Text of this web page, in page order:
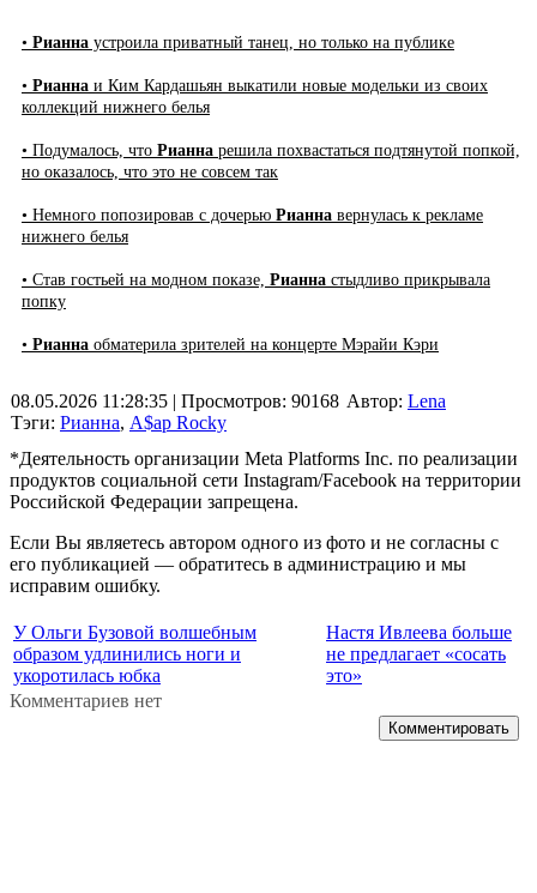
• Рианна устроила приватный танец, но только на публике
• Рианна и Ким Кардашьян выкатили новые модельки из своих
коллекций нижнего белья
• Подумалось, что Рианна решила похвастаться подтянутой попкой,
но оказалось, что это не совсем так
• Немного попозировав с дочерью Рианна вернулась к рекламе
нижнего белья
• Став гостьей на модном показе, Рианна стыдливо прикрывала
попку
• Рианна обматерила зрителей на концерте Мэрайи Кэри
08.05.2026 11:28:35 | Просмотров: 90168
Тэги: Рианна, A$ap Rocky
Автор: Lena
*Деятельность организации Meta Platforms Inc. по реализации
продуктов социальной сети Instagram/Facebook на территории
Российской Федерации запрещена.
Если Вы являетесь автором одного из фото и не согласны с
его публикацией — обратитесь в администрацию и мы
исправим ошибку.
У Ольги Бузовой волшебным
образом удлинились ноги и
укоротилась юбка
Настя Ивлеева больше
не предлагает «сосать
это»
Комментариев нет
Комментировать